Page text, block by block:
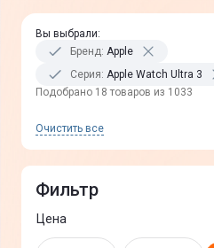
Вы выбрали:
Бренд: Apple
Серия: Apple Watch Ultra 3
Подобрано 18 товаров из 1033
Очистить все
Фильтр
Цена